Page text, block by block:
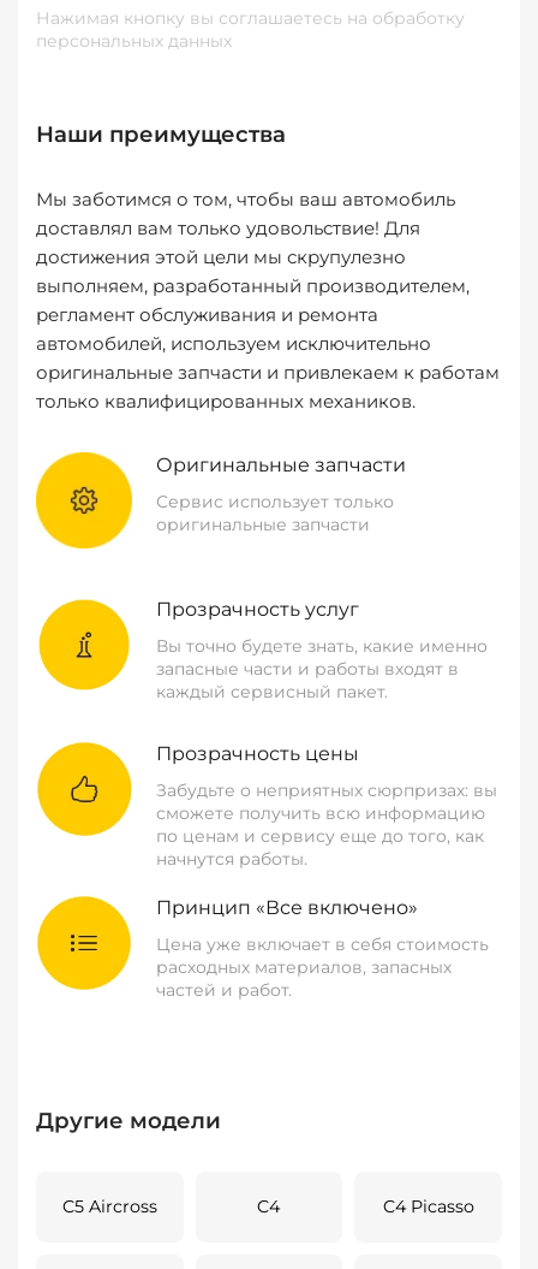
Нажимая кнопку вы соглашаетесь на обработку
персональных данных
Наши преимущества
Мы заботимся о том, чтобы ваш автомобиль
доставлял вам только удовольствие! Для
достижения этой цели мы скрупулезно
выполняем, разработанный производителем,
регламент обслуживания и ремонта
автомобилей, используем исключительно
оригинальные запчасти и привлекаем к работам
только квалифицированных механиков.
Оригинальные запчасти
Сервис использует только
оригинальные запчасти
Прозрачность услуг
Вы точно будете знать, какие именно
запасные части и работы входят в
каждый сервисный пакет.
Прозрачность цены
Забудьте о неприятных сюрпризах: вы
сможете получить всю информацию
по ценам и сервису еще до того, как
начнутся работы.
Принцип «Все включено»
Цена уже включает в себя стоимость
расходных материалов, запасных
частей и работ.
Другие модели
C5 Aircross C4 C4 Picasso